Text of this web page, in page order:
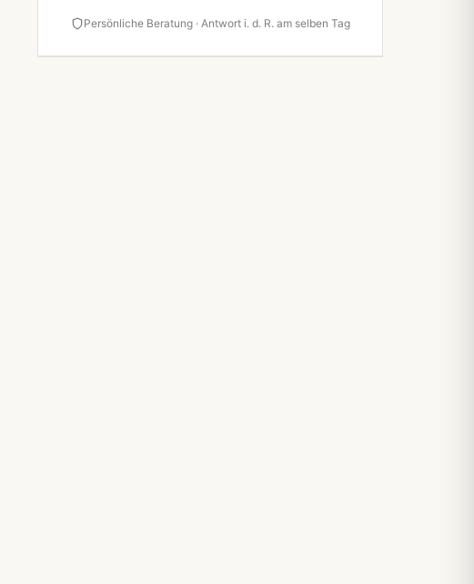
Persönliche Beratung · Antwort i. d. R. am selben Tag